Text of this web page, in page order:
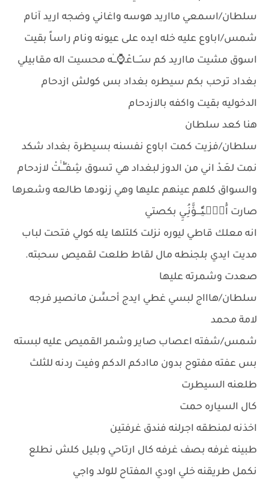
سلطان/اسمعي مااريد هوسه واغاني وضجه اريد آنام
شمس/اباوع عليه خله ايده على عيونه ونام راساً بقيت
اسوق مشيت مااريد كم سـَـــاعْـ⌚ـــٰه محسيت اله مقابيلي
بغداد ترحب بكم سيطره بغداد بس كولش ازدحام
الدخوليه بقيت واكفه بالازدحام
هنا كعد سلطان
سلطان/فزيت كمت اباوع نفسنه بسيطرة بغداد شكد
نمت لعَـدْ اني من الدوز لبغداد هي تسوق شِفـٍـْْــٰٰتْ لازدحام
والسواق كلهم عينهم عليها وهي زنودها طالعه وشعرها
صارت اًْعًۤـيًٗــــؤَّنُِـيِ بكصتي
انه معلك قاطي ليوره نزلت كلتلها يله كولي فتحت لباب
مديت ايدي بلجنطه مال لقاط طلعت لقميص سحبته.
صعدت وشمرته عليها
سلطان/هاااج لبسي غطي ايدج أحـسًٓـن مانصير فرجه
لامة محمد
شمس/شفته اعصاب صاير وشمر القميص عليه لبسته
بس عفته مفتوح بدون ماادكم الدكم وفيت ردنه للثلث
طلعنه السيطرت
كال السياره حمت
اخذنه لمنطقه اجرلنه فندق غرفتين
طبينه غرفه بصف غرفه كال ارتاحي وبليل كلش نطلع
نكمل طريقنه خلي اودي المفتاح للولد واجي